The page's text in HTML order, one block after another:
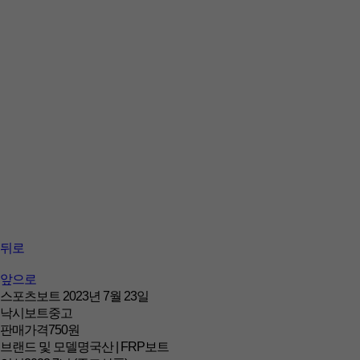
뒤로
앞으로
스포츠보트 2023년 7월 23일
낙시보트중고
판매가격750원
브랜드 및 모델명국산 | FRP보트